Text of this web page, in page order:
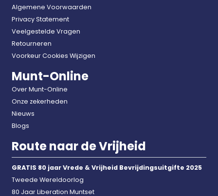
Algemene Voorwaarden
Privacy Statement
Veelgestelde Vragen
Retourneren
Voorkeur Cookies Wijzigen
Munt-Online
Over Munt-Online
Onze zekerheden
Nieuws
Blogs
Route naar de Vrijheid
GRATIS 80 jaar Vrede & Vrijheid Bevrijdingsuitgifte 2025
Tweede Wereldoorlog
80 Jaar Liberation Muntset